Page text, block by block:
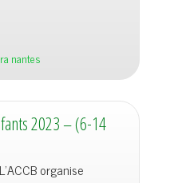
nantes
2023 – (6-14
organise